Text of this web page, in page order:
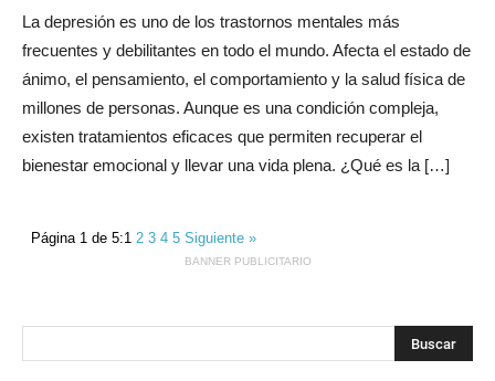
La depresión es uno de los trastornos mentales más
frecuentes y debilitantes en todo el mundo. Afecta el estado de
ánimo, el pensamiento, el comportamiento y la salud física de
millones de personas. Aunque es una condición compleja,
existen tratamientos eficaces que permiten recuperar el
bienestar emocional y llevar una vida plena. ¿Qué es la […]
Página 1 de 5:1 2345Siguiente »
BANNER PUBLICITARIO